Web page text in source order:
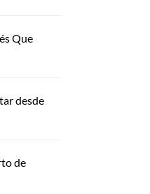
Que
desde
de